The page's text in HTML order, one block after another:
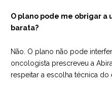
O plano pode me obrigar a
barata?
Não. O plano não pode
oncologista prescreveu a
respeitar a escolha técnica do